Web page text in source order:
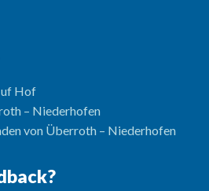
Hof
– Niederhofen
von Überroth – Niederhofen